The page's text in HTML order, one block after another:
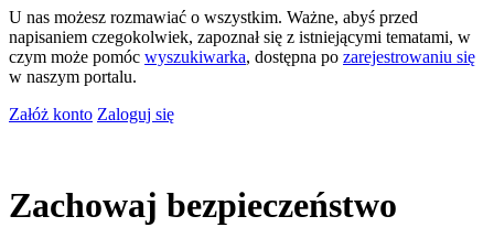
U nas możesz rozmawiać o wszystkim. Ważne, abyś przed
napisaniem czegokolwiek, zapoznał się z istniejącymi tematami, w
czym może pomóc wyszukiwarka, dostępna po zarejestrowaniu się
w naszym portalu.
Załóż konto Zaloguj się
Zachowaj bezpieczeństwo